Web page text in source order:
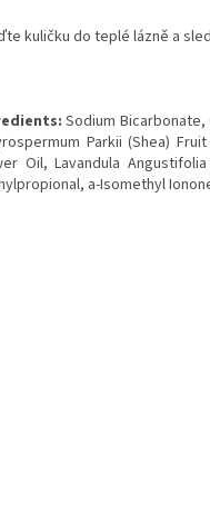
kuličku do teplé lázně a
Sodium Bicarbonate,
Parkii (Shea)
Oil, Lavandula
a-Isomethyl